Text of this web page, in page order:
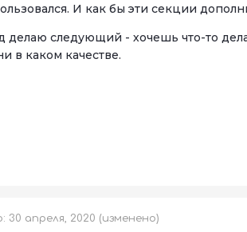
И как бы эти секции
делаю следующий - хочешь что-то
в каком качестве.
30 апреля, 2020 (изменено)